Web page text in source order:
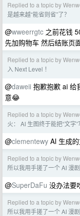
Replied to a topic by
是越来越“能省则省”了？
@wweerrgtc 之前花钱
先加购物车 然后结账页
Replied to a topic by
入 Next Level ！
@daweii 抱歉抱歉 ai 给
意😂
Replied to a topic by
火： AI 生图终于能把“文字”
@clementewy AI 生成
Replied to a topic by
所以我用手搓了一个 AI 漫剧
@SuperDaFu 没办法要
Replied to a topic by
所以我用手搓了一个 AI 漫剧